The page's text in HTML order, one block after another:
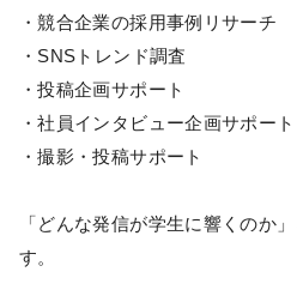
・競合企業の採用事例リサーチ
・SNSトレンド調査
・投稿企画サポート
・社員インタビュー企画サポート
・撮影・投稿サポート
「どんな発信が学生に響くのか
す。